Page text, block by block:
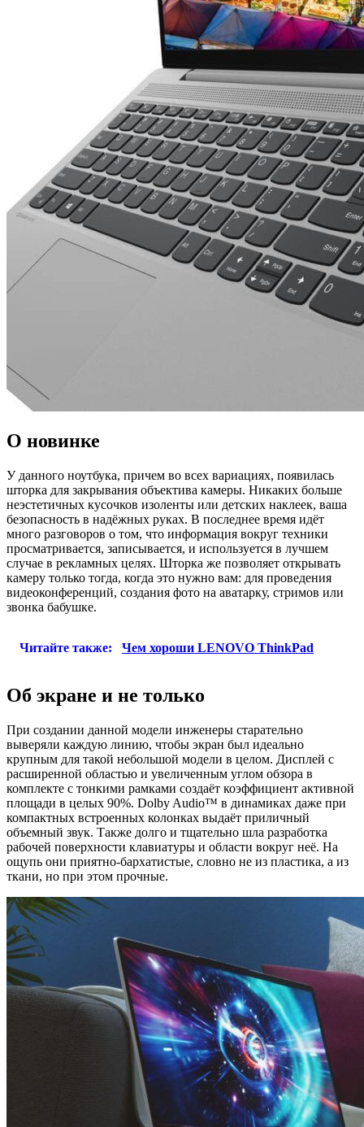
О новинке
У данного ноутбука, причем во всех вариациях, появилась
шторка для закрывания объектива камеры. Никаких больше
неэстетичных кусочков изоленты или детских наклеек, ваша
безопасность в надёжных руках. В последнее время идёт
много разговоров о том, что информация вокруг техники
просматривается, записывается, и используется в лучшем
случае в рекламных целях. Шторка же позволяет открывать
камеру только тогда, когда это нужно вам: для проведения
видеоконференций, создания фото на аватарку, стримов или
звонка бабушке.
Читайте также: Чем хороши LENOVO ThinkPad
Об экране и не только
При создании данной модели инженеры старательно
выверяли каждую линию, чтобы экран был идеально
крупным для такой небольшой модели в целом. Дисплей с
расширенной областью и увеличенным углом обзора в
комплекте с тонкими рамками создаёт коэффициент активной
площади в целых 90%. Dolby Audio™ в динамиках даже при
компактных встроенных колонках выдаёт приличный
объемный звук. Также долго и тщательно шла разработка
рабочей поверхности клавиатуры и области вокруг неё. На
ощупь они приятно-бархатистые, словно не из пластика, а из
ткани, но при этом прочные.